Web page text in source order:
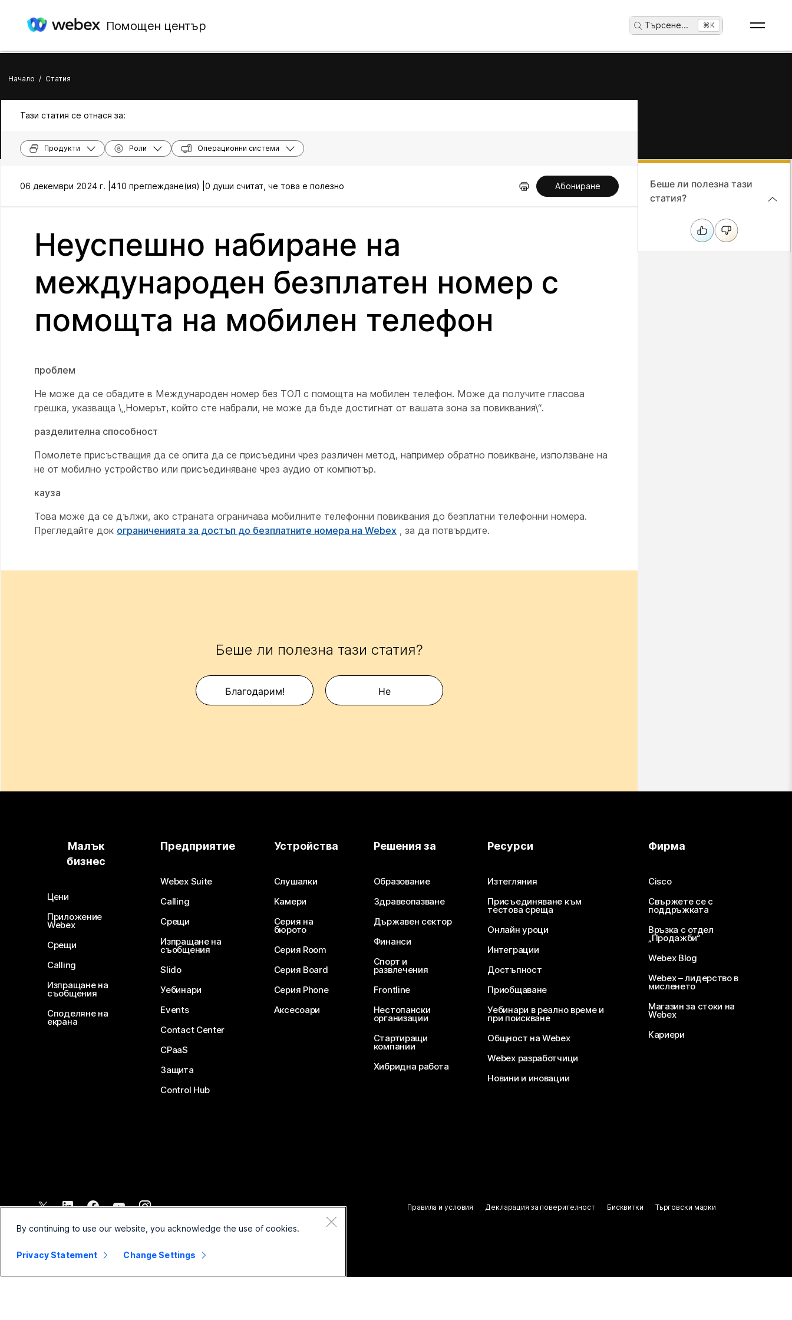
Помощен център Търсене... ⌘K
Начало / Статия
Тази статия се отнася за:
Продукти Роли Операционни системи
06 декември 2024 г. | 410 преглеждане(ия) | 0 души считат, че това е полезно Абониране
Неуспешно набиране на
международен безплатен номер с
помощта на мобилен телефон
проблем
Не може да се обадите в Международен номер без ТОЛ с помощта на мобилен телефон. Може да получите гласова
грешка, указваща \„Номерът, който сте набрали, не може да бъде достигнат от вашата зона за повиквания\“.
разделителна способност
Помолете присъстващия да се опита да се присъедини чрез различен метод, например обратно повикване, използване на
не от мобилно устройство или присъединяване чрез аудио от компютър.
кауза
Това може да се дължи, ако страната ограничава мобилните телефонни повиквания до безплатни телефонни номера.
Прегледайте док ограниченията за достъп до безплатните номера на Webex , за да потвърдите.
Беше ли полезна тази статия?
Благодарим! Не
Беше ли полезна тази
статия?
Малък
бизнес
Цени
Приложение
Webex
Срещи
Calling
Изпращане на
съобщения
Споделяне на
екрана
Предприятие
Webex Suite
Calling
Срещи
Изпращане на
съобщения
Slido
Уебинари
Events
Contact Center
CPaaS
Защита
Control Hub
Устройства
Слушалки
Камери
Серия на
бюрото
Серия Room
Серия Board
Серия Phone
Аксесоари
Решения за
Образование
Здравеопазване
Държавен сектор
Финанси
Спорт и
развлечения
Frontline
Нестопански
организации
Стартиращи
компании
Хибридна работа
Ресурси
Изтегляния
Присъединяване към
тестова среща
Онлайн уроци
Интеграции
Достъпност
Приобщаване
Уебинари в реално време и
при поискване
Общност на Webex
Webex разработчици
Новини и иновации
Фирма
Cisco
Свържете се с
поддръжката
Връзка с отдел
„Продажби“
Webex Blog
Webex – лидерство в
мисленето
Магазин за стоки на
Webex
Кариери
2026 Cisco и/или техните филиали. Всички права запазени.
Правила и условия Декларация за поверителност Бисквитки Търговски марки
By continuing to use our website, you acknowledge the use of cookies.
Privacy Statement Change Settings